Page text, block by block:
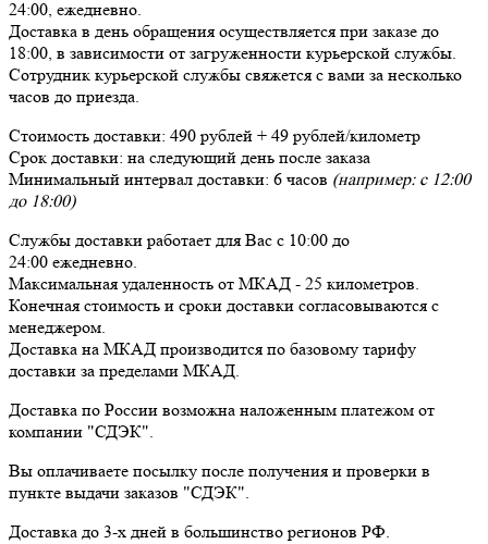
24:00, ежедневно.
Доставка в день обращения осуществляется при заказе до
18:00, в зависимости от загруженности курьерской службы.
Сотрудник курьерской службы свяжется с вами за несколько
часов до приезда.
Стоимость доставки: 490 рублей + 49 рублей/километр
Срок доставки: на следующий день после заказа
Минимальный интервал доставки: 6 часов (например: с 12:00
до 18:00)
Службы доставки работает для Вас с 10:00 до
24:00 ежедневно.
Максимальная удаленность от МКАД - 25 километров.
Конечная стоимость и сроки доставки согласовываются с
менеджером.
Доставка на МКАД производится по базовому тарифу
доставки за пределами МКАД.
Доставка по России возможна наложенным платежом от
компании "СДЭК".
Вы оплачиваете посылку после получения и проверки в
пункте выдачи заказов "СДЭК".
Доставка до 3-х дней в большинство регионов РФ.